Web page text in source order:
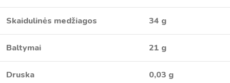
Skaidulinės medžiagos 34 g
Baltymai 21 g
Druska 0,03 g